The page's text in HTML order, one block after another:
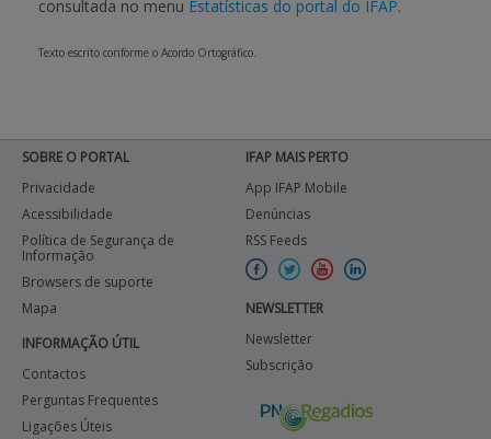
consultada no menu Estatísticas do portal do IFAP.
Texto escrito conforme o Acordo Ortográfico.
SOBRE O PORTAL
Privacidade
Acessibilidade
Política de Segurança de
Informação
Browsers de suporte
Mapa
INFORMAÇÃO ÚTIL
Contactos
Perguntas Frequentes
Ligações Úteis
IFAP MAIS PERTO
App IFAP Mobile
Denúncias
RSS Feeds
NEWSLETTER
Newsletter
Subscrição